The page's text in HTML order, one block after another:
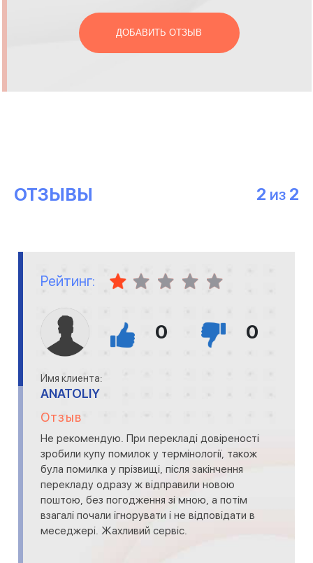
ДОБАВИТЬ ОТЗЫВ
ОТЗЫВЫ 2 ИЗ 2
Рейтинг:
0 0
Имя клиента:
ANATOLIY
Отзыв
Не рекомендую. При перекладі довіреності
зробили купу помилок у термінології, також
була помилка у прізвищі, після закінчення
перекладу одразу ж відправили новою
поштою, без погодження зі мною, а потім
взагалі почали ігнорувати і не відповідати в
меседжері. Жахливий сервіс.